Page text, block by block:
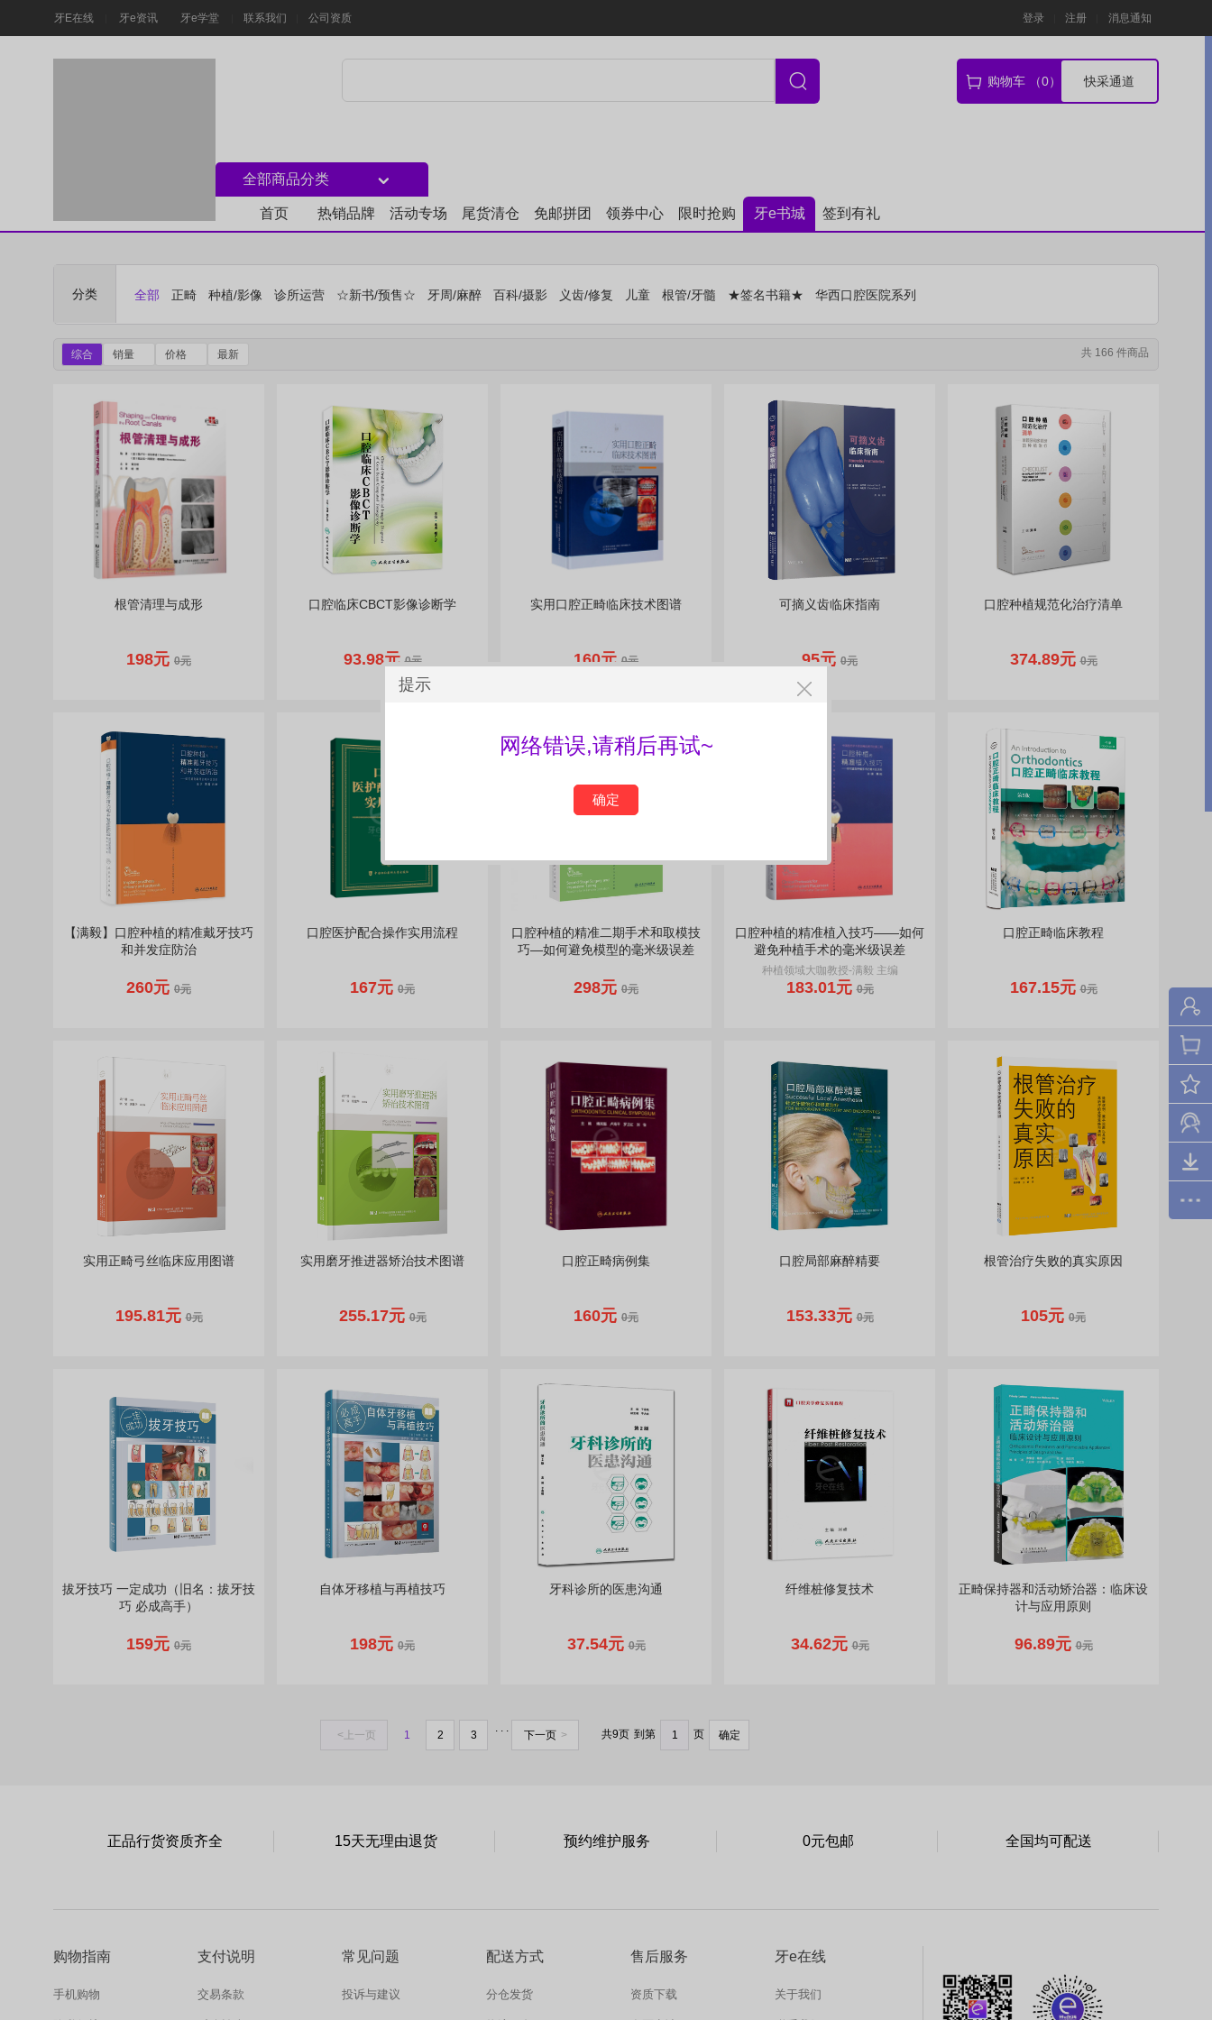
登录 注册 消息通知
牙E在线 牙e资讯 牙e学堂 联系我们 公司资质
购物车 （0） 快采通道
全部商品分类
首页 热销品牌 活动专场 尾货清仓 免邮拼团 领券中心 限时抢购 牙e书城 签到有礼
提示
网络错误,请稍后再试~
确定
分类 全部 正畸 种植/影像 诊所运营 ☆新书/预售☆ 牙周/麻醉 百科/摄影 义齿/修复 儿童 根管/牙髓 ★签名书籍★ 华西口腔医院系列
综合 销量 价格 最新 共 166 件商品
根管清理与成形
198元 0元
口腔临床CBCT影像诊断学
93.98元0元
实用口腔正畸临床技术图谱
160元 0元
可摘义齿临床指南
95元 0元
口腔种植规范化治疗清单
374.89元0元
【满毅】口腔种植的精准戴牙技巧
和并发症防治
260元 0元
口腔医护配合操作实用流程
167元 0元
口腔种植的精准二期手术和取模技
巧—如何避免模型的毫米级误差
298元 0元
口腔种植的精准植入技巧——如何
避免种植手术的毫米级误差
种植领域大咖教授-满毅 主编
183.01元0元
口腔正畸临床教程
167.15元0元
实用正畸弓丝临床应用图谱
195.81元0元
实用磨牙推进器矫治技术图谱
255.17元0元
口腔正畸病例集
160元 0元
口腔局部麻醉精要
153.33元0元
根管治疗失败的真实原因
105元 0元
拔牙技巧 一定成功（旧名：拔牙技
巧 必成高手）
159元 0元
自体牙移植与再植技巧
198元 0元
牙科诊所的医患沟通
37.54元0元
纤维桩修复技术
34.62元0元
正畸保持器和活动矫治器：临床设
计与应用原则
96.89元0元
< 上一页 1 2 3
. . .
下一页 > 共9页 到第 页 确定
正品行货资质齐全 15天无理由退货 预约维护服务 0元包邮 全国均可配送
购物指南
手机购物
支付说明
交易条款
常见问题
投诉与建议
配送方式
分仓发货
售后服务
资质下载
牙e在线
关于我们